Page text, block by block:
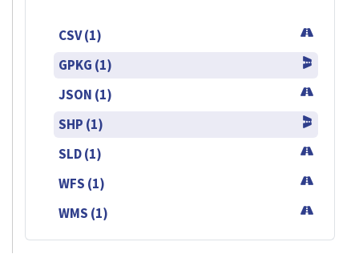
CSV (1)
GPKG (1)
JSON (1)
SHP (1)
SLD (1)
WFS (1)
WMS (1)